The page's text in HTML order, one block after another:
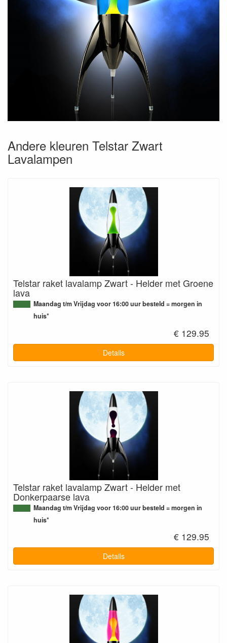
Andere kleuren Telstar Zwart
Lavalampen
Telstar raket lavalamp Zwart - Helder met Groene
lava
Maandag t/m Vrijdag voor 16:00 uur besteld = morgen in
huis*
€ 129.95
Details
Telstar raket lavalamp Zwart - Helder met
Donkerpaarse lava
Maandag t/m Vrijdag voor 16:00 uur besteld = morgen in
huis*
€ 129.95
Details